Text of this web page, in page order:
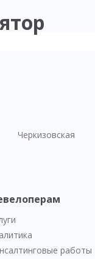
Черкизовская
работы